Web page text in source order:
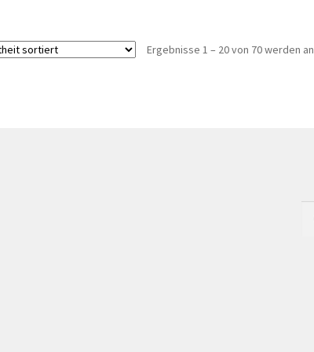
Ergebnisse 1 – 20 von 70 werden